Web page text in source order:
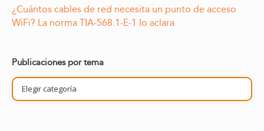
¿Cuántos cables de red necesita un punto de acceso
WiFi? La norma TIA-568.1-E-1 lo aclara
Publicaciones por tema
Publicaciones
por
tema